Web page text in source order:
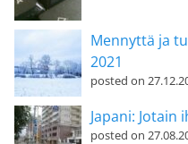
Mennyttä ja
2021
posted on
Japani: Jotain
posted on